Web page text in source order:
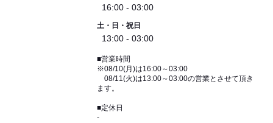
16:00 - 03:00
土・日・祝日
13:00 - 03:00
■営業時間
※08/10(月)は16:00～03:00
08/11(火)は13:00～03:00の営業とさせて頂き
ます。
■定休日
-